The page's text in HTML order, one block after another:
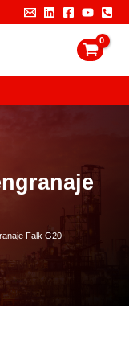
Falk G20